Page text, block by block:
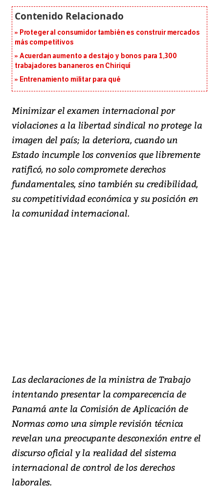
Proteger al consumidor también es construir mercados
más competitivos
Acuerdan aumento a destajo y bonos para 1,300
trabajadores bananeros en Chiriquí
Entrenamiento militar para qué
Minimizar el examen internacional por
violaciones a la libertad sindical no protege la
imagen del país; la deteriora, cuando un
Estado incumple los convenios que libremente
ratificó, no solo compromete derechos
fundamentales, sino también su credibilidad,
su competitividad económica y su posición en
la comunidad internacional.
Las declaraciones de la ministra de Trabajo
intentando presentar la comparecencia de
Panamá ante la Comisión de Aplicación de
Normas como una simple revisión técnica
revelan una preocupante desconexión entre el
discurso oficial y la realidad del sistema
internacional de control de los derechos
laborales.